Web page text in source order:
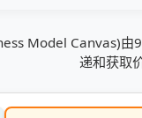
Model Canvas)由
递和获取